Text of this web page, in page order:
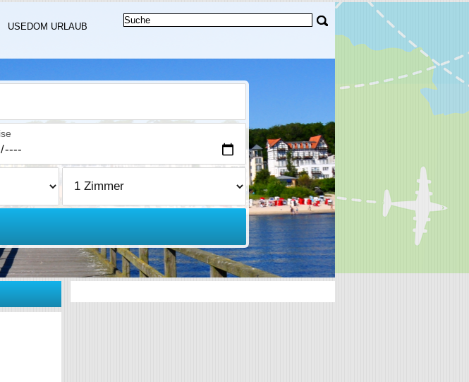
USEDOM URLAUB